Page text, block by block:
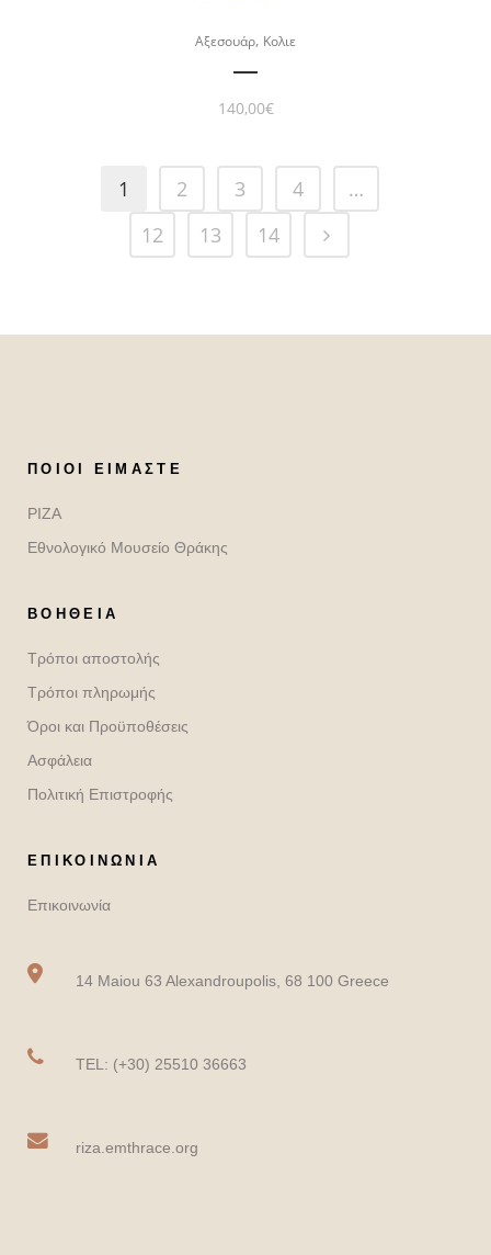
Αξεσουάρ, Κολιε
140,00€
1 2 3 4
…
12
13 14
ΠΟΙΟΙ ΕΊΜΑΣΤΕ
ΡΙΖΑ
Εθνολογικό Μουσείο Θράκης
ΒΟΉΘΕΙΑ
Τρόποι αποστολής
Τρόποι πληρωμής
Όροι και Προϋποθέσεις
Ασφάλεια
Πολιτική Επιστροφής
ΕΠΙΚΟΙΝΩΝΙΑ
Επικοινωνία
14 Maiou 63 Alexandroupolis, 68 100 Greece
TEL: (+30) 25510 36663
riza.emthrace.org